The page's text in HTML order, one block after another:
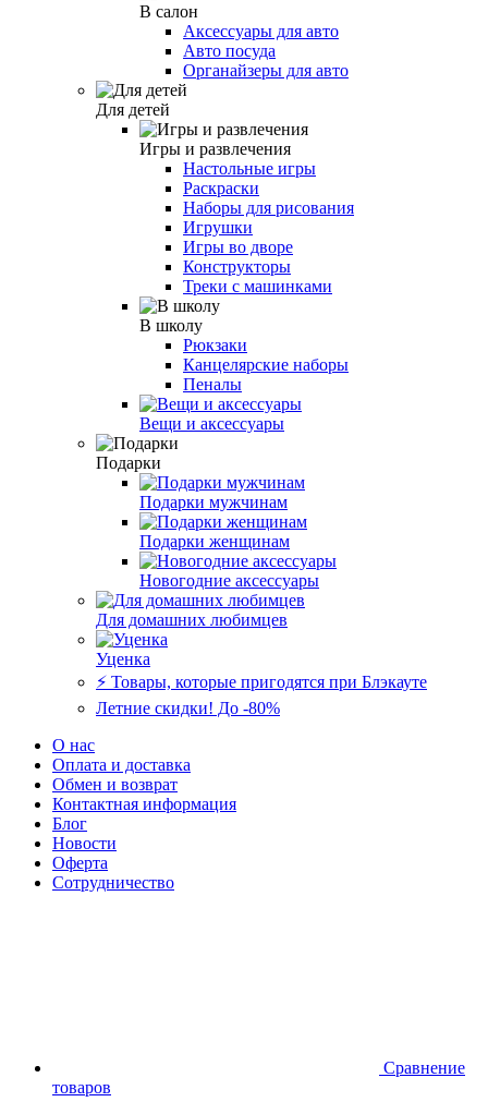
В салон
Аксессуары для авто
Авто посуда
Органайзеры для авто
Для детей
Игры и развлечения
Настольные игры
Раскраски
Наборы для рисования
Игрушки
Игры во дворе
Конструкторы
Треки с машинками
В школу
Рюкзаки
Канцелярские наборы
Пеналы
Вещи и аксессуары
Подарки
Подарки мужчинам
Подарки женщинам
Новогодние аксессуары
Для домашних любимцев
Уценка
⚡️ Товары, которые пригодятся при Блэкауте
Летние скидки! До -80%
О нас
Оплата и доставка
Обмен и возврат
Контактная информация
Блог
Новости
Оферта
Сотрудничество
Сравнение
товаров